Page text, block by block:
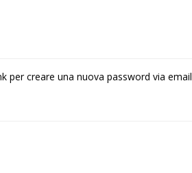
per creare una nuova password via email